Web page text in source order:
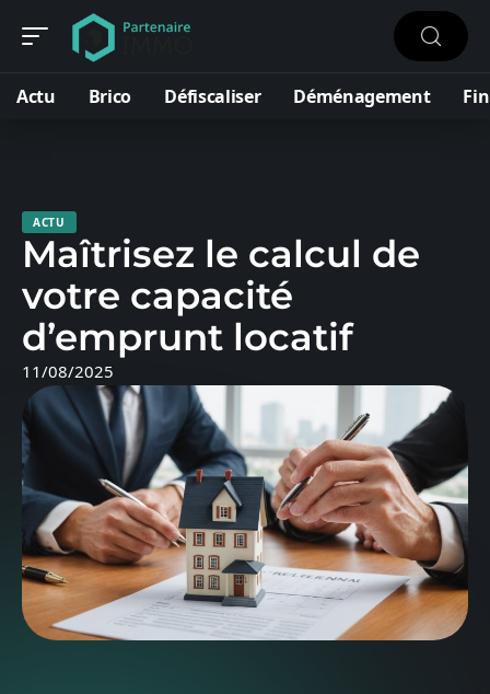
Actu Brico Défiscaliser Déménagement
ACTU
Maîtrisez le calcul de
votre capacité
d’emprunt locatif
11/08/2025